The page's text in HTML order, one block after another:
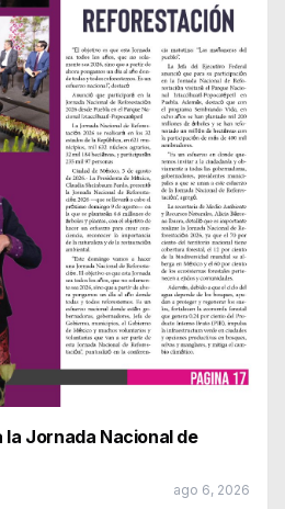
Jornada Nacional de
ago 6, 2026